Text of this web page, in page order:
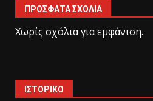
ΠΡΌΣΦΑΤΑ ΣΧΌΛΙΑ
Χωρίς σχόλια για εμφάνιση.
ΙΣΤΟΡΙΚΌ